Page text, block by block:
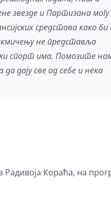
звезде и Партизана
средстава како би
не представља
спорт има. Помозите
дају све од себе и нека
Кораћа, на